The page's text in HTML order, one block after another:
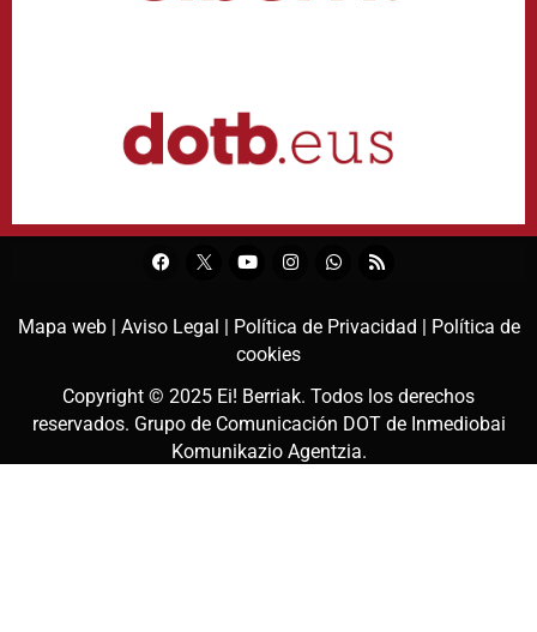
Mapa web | Aviso Legal | Política de Privacidad | Política de
cookies
Copyright © 2025 Ei! Berriak. Todos los derechos
reservados. Grupo de Comunicación DOT de Inmediobai
Komunikazio Agentzia.